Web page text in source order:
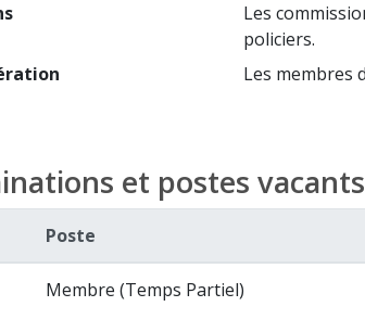
Les
policiers.
Les membres
et postes vacants
Poste
Membre (Temps Partiel)